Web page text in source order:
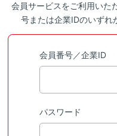
会員サービスをご利用いた
号または企業IDのいずれ
会員番号／企業ID
パスワード